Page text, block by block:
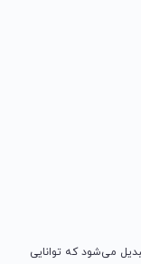
می‌شود که توانایی